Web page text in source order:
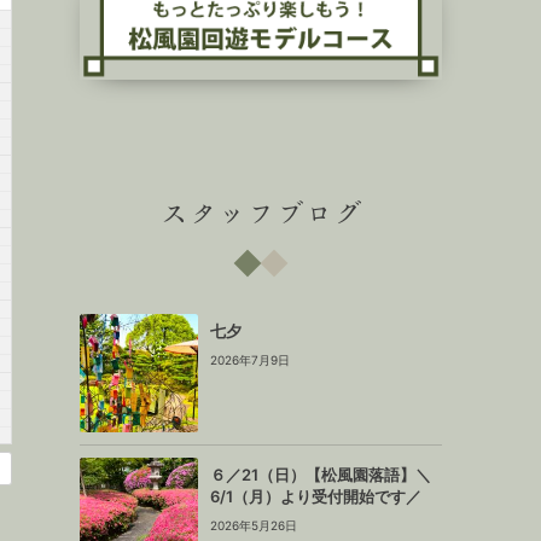
スタッフブログ
七夕
2026年7月9日
６／21（日）【松風園落語】＼
6/1（月）より受付開始です／
2026年5月26日